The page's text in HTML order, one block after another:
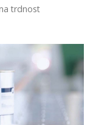
trdnost